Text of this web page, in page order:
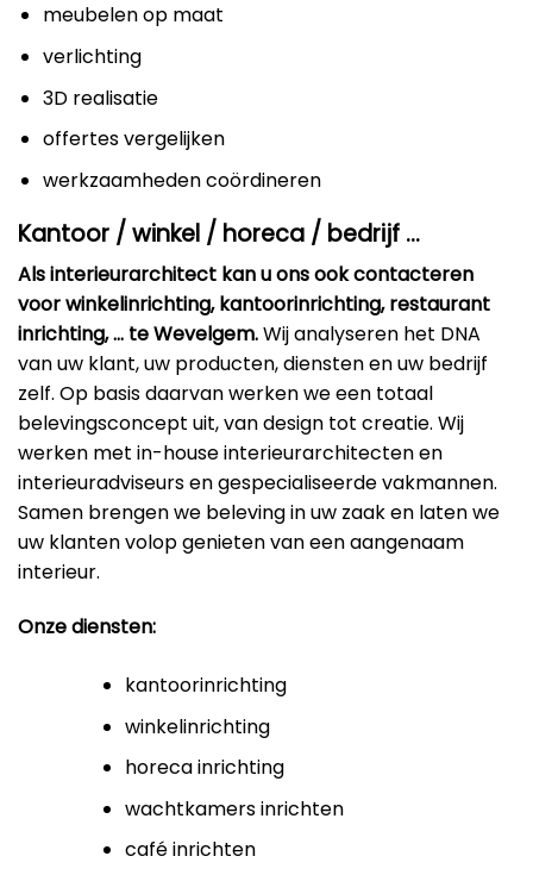
meubelen op maat
verlichting
3D realisatie
offertes vergelijken
werkzaamheden coördineren
Kantoor / winkel / horeca / bedrijf …
Als interieurarchitect kan u ons ook contacteren
voor winkelinrichting, kantoorinrichting, restaurant
inrichting, … te Wevelgem.Wij analyseren het DNA
van uw klant, uw producten, diensten en uw bedrijf
zelf. Op basis daarvan werken we een totaal
belevingsconcept uit, van design tot creatie. Wij
werken met in-house interieurarchitecten en
interieuradviseurs en gespecialiseerde vakmannen.
Samen brengen we beleving in uw zaak en laten we
uw klanten volop genieten van een aangenaam
interieur.
Onze diensten:
kantoorinrichting
winkelinrichting
horeca inrichting
wachtkamers inrichten
café inrichten